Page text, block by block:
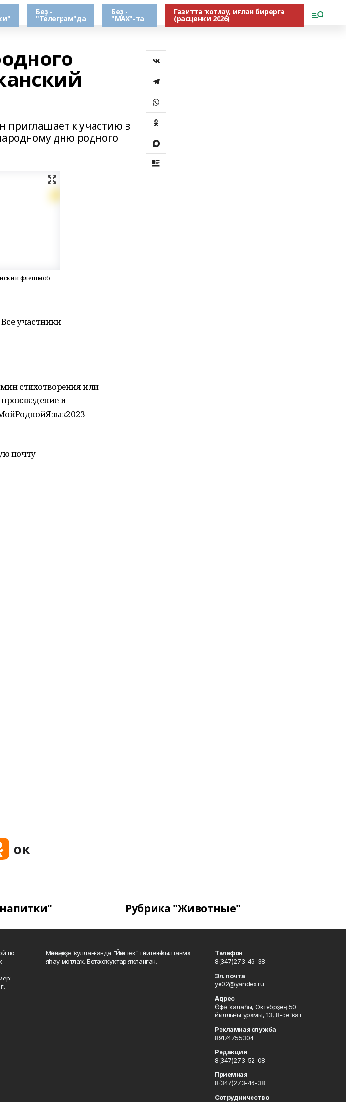
Беҙ -
"Телеграм"да
Беҙ -
"МАХ"-та
Гәзиттә ҡотлау, иғлан бирергә
(расценки 2026)
приглашает к участию в
дню родного
флешмоб
участники
стихотворения или
и
почту
Рубрика "Животные"
по
Мәҡәләләрҙе ҡулланғанда "Йәшлек" гәзитенә һылтанма
яһау мотлаҡ. Бөтә хоҡуҡтар яҡланған.
Телефон
8(347)273-46-38
Эл. почта
ye02@yandex.ru
Адрес
Өфө ҡалаһы, Октябрҙең 50
йыллығы урамы, 13, 8-се ҡат
Рекламная служба
89174755304
Редакция
8(347)273-52-08
Приемная
8(347)273-46-38
Сотрудничество